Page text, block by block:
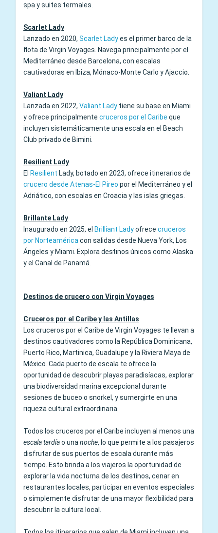
spa y suites termales.
Scarlet Lady
Lanzado en 2020, Scarlet Ladyes el primer barco de la
flota de Virgin Voyages. Navega principalmente por el
Mediterráneo desde Barcelona, con escalas
cautivadoras en Ibiza, Mónaco-Monte Carlo y Ajaccio.
Valiant Lady
Lanzada en 2022, Valiant Lady tiene su base en Miami
y ofrece principalmente cruceros por el Caribe que
incluyen sistemáticamente una escala en el Beach
Club privado de Bimini.
Resilient Lady
El Resilient Lady, botado en 2023, ofrece itinerarios de
crucero desde Atenas-El Pireo por el Mediterráneo y el
Adriático, con escalas en Croacia y las islas griegas.
Brillante Lady
Inaugurado en 2025, el Brilliant Ladyofrece cruceros
por Norteamérica con salidas desde Nueva York, Los
Ángeles y Miami. Explora destinos únicos como Alaska
y el Canal de Panamá.
Destinos de crucero con Virgin Voyages
Cruceros por el Caribe y las Antillas
Los cruceros por el Caribe de Virgin Voyages te llevan a
destinos cautivadores como la República Dominicana,
Puerto Rico, Martinica, Guadalupe y la Riviera Maya de
México. Cada puerto de escala te ofrece la
oportunidad de descubrir playas paradisíacas, explorar
una biodiversidad marina excepcional durante
sesiones de buceo o snorkel, y sumergirte en una
riqueza cultural extraordinaria.
Todos los cruceros por el Caribe incluyen al menos una
escala tardíao una noche, lo que permite a los pasajeros
disfrutar de sus puertos de escala durante más
tiempo. Esto brinda a los viajeros la oportunidad de
explorar la vida nocturna de los destinos, cenar en
restaurantes locales, participar en eventos especiales
o simplemente disfrutar de una mayor flexibilidad para
descubrir la cultura local.